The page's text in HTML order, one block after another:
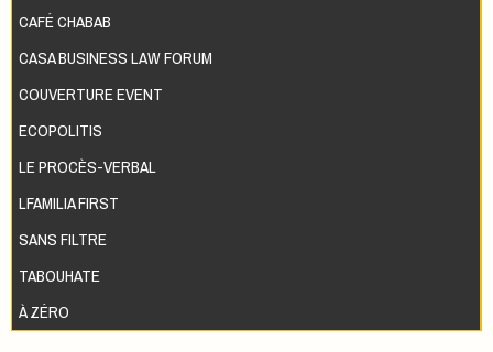
CAFÉ CHABAB
CASA BUSINESS LAW FORUM
COUVERTURE EVENT
ECOPOLITIS
LE PROCÈS-VERBAL
LFAMILIA FIRST
SANS FILTRE
TABOUHATE
À ZÉRO